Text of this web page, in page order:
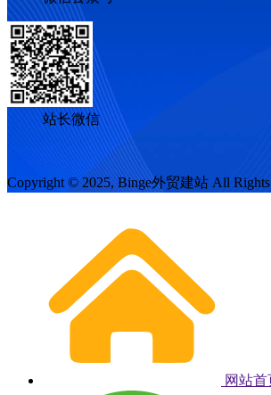
站长微信
Copyright © 2025, Binge外贸建站 All Rights
网站首